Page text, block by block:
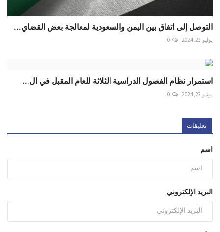
التوصل إلى اتفاق بين اليمن والسعودية لمعالجة بعض القضاي...
يوليو 23, 2024 0
استمرار نظام الفصول الدراسية الثلاثة للعام المقبل في ال...
يونيو 23, 2024 0
تعليقات
اسم
البريد الإلكتروني